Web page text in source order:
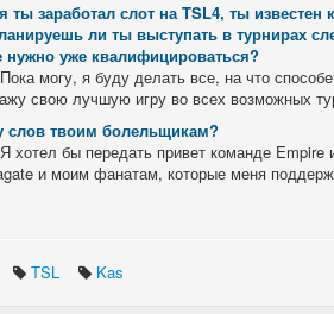
ты заработал слот на TSL4, ты
ли ты выступать в турнирах
нужно уже квалифицироваться?
Пока могу, я буду делать все, на что
свою лучшую игру во всех возможных
слов твоим болельщикам?
Я хотел бы передать привет команде
и моим фанатам, которые меня
TSL Kas